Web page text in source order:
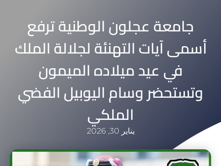
جامعة عجلون الوطنية ترفع
أسمى آيات التهنئة لجلالة الملك
في عيد ميلاده الميمون
وتستحضر وسام اليوبيل الفضي
الملكي
يناير 30, 2026